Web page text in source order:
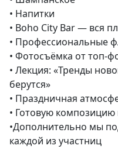
• Напитки
• Boho City Bar — вся
• Профессиональные
• Фотосъёмка от топ-
• Лекция: «Тренды
берутся»
• Праздничная
• Готовую композицию
•Дополнительно мы
каждой из участниц